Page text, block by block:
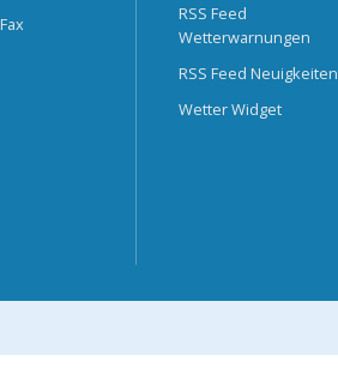
RSS Feed
Wetterwarnungen
RSS Feed Neuigkeiten
Wetter Widget